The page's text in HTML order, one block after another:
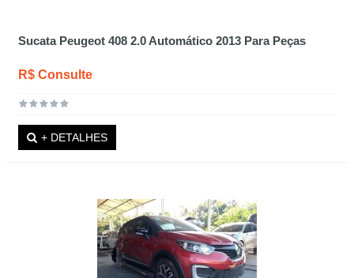
Sucata Peugeot 408 2.0 Automático 2013 Para Peças
R$ Consulte
+ DETALHES